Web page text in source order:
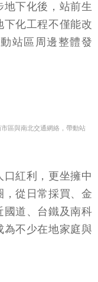
下化後，站前生
化工程不僅能改
站區周邊整體發
區與南北交通網絡，帶動站
紅利，更坐擁中
，從日常採買、金
國道、台鐵及南科
為不少在地家庭與